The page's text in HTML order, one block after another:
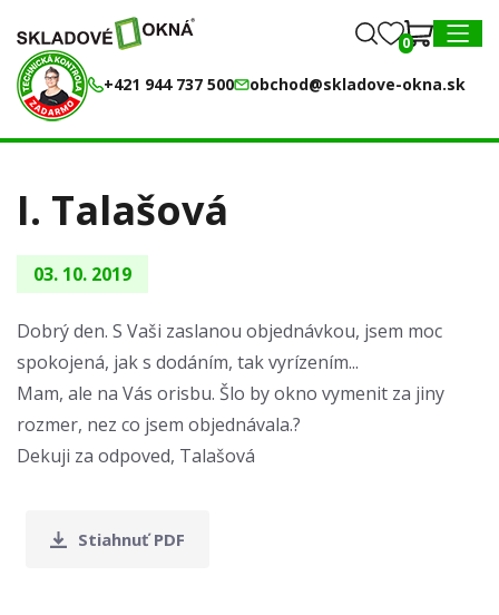
0
+421 944 737 500 obchod@skladove-okna.sk
0
I. Talašová
03. 10. 2019
Dobrý den. S Vaši zaslanou objednávkou, jsem moc
spokojená, jak s dodáním, tak vyrízením...
Mam, ale na Vás orisbu. Šlo by okno vymenit za jiny
rozmer, nez co jsem objednávala.?
Dekuji za odpoved, Talašová
Stiahnuť PDF